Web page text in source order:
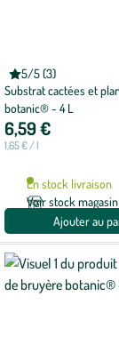
5/5 (3)
Note
moyenne
de
5
sur
5
avec
BOTANIC®
Substrat cactées et
botanic® - 4 L
6,59 €
1,65 € / l
En stock livraison
Voir stock magasin
Ajouter au